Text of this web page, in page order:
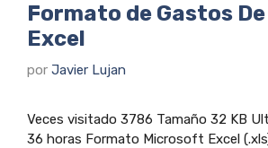
Formato de Gastos
Excel
por Javier Lujan
Veces visitado 3786 Tamaño 32 KB
36 horas Formato Microsoft Excel